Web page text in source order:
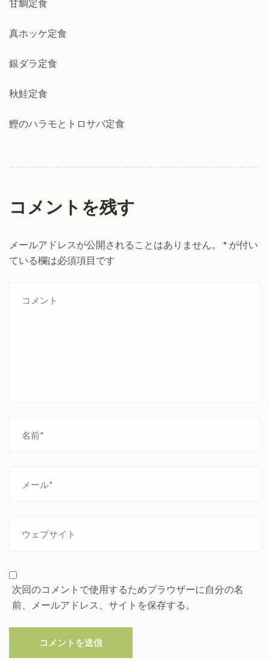
甘鯛定食
真ホッケ定食
銀ダラ定食
秋鮭定食
鰹のハラモとトロサバ定食
コメントを残す
メールアドレスが公開されることはありません。 * が付い
ている欄は必須項目です
次回のコメントで使用するためブラウザーに自分の名
前、メールアドレス、サイトを保存する。